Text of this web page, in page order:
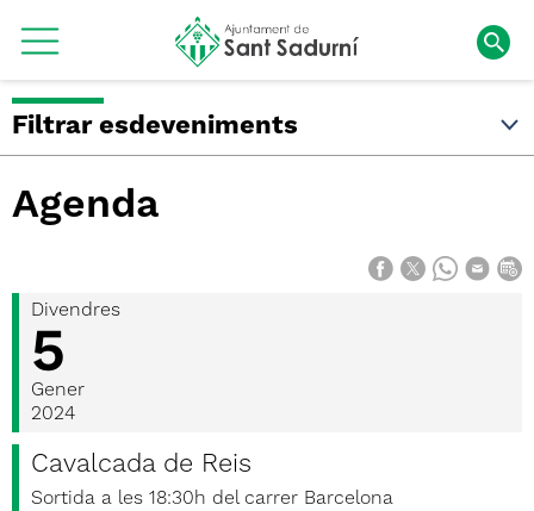
Filtrar esdeveniments
Agenda
Divendres
5
Gener
2024
Cavalcada de Reis
Sortida a les 18:30h del carrer Barcelona